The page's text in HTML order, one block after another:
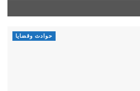
حوادث وقضايا